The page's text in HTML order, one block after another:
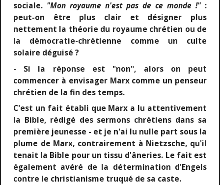
sociale. "Mon royaume n'est pas de ce monde !" :
peut-on être plus clair et désigner plus
nettement la théorie du royaume chrétien ou de
la démocratie-chrétienne comme un culte
solaire déguisé ?
- Si la réponse est "non", alors on peut
commencer à envisager Marx comme un penseur
chrétien de la fin des temps.
C'est un fait établi que Marx a lu attentivement
la Bible, rédigé des sermons chrétiens dans sa
première jeunesse - et je n'ai lu nulle part sous la
plume de Marx, contrairement à Nietzsche, qu'il
tenait la Bible pour un tissu d'âneries. Le fait est
également avéré de la détermination d'Engels
contre le christianisme truqué de sa caste.